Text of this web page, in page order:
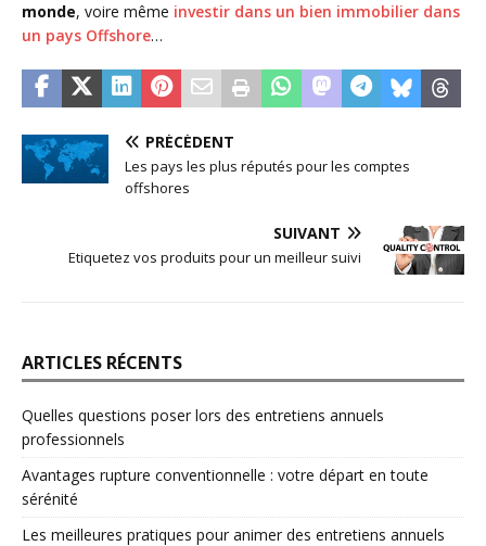
monde, voire même investir dans un bien immobilier dans
un pays Offshore…
PRÉCÉDENT
Les pays les plus réputés pour les comptes
offshores
SUIVANT
Etiquetez vos produits pour un meilleur suivi
ARTICLES RÉCENTS
Quelles questions poser lors des entretiens annuels
professionnels
Avantages rupture conventionnelle : votre départ en toute
sérénité
Les meilleures pratiques pour animer des entretiens annuels